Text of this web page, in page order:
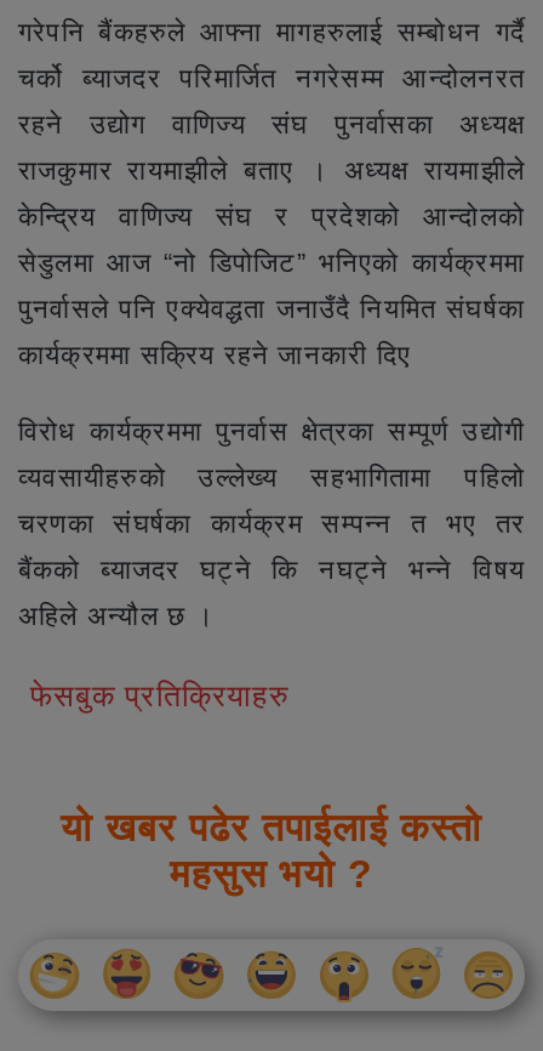
गरेपनि बैंकहरुले आफ्ना मागहरुलाई सम्बोधन गर्दै
चर्को ब्याजदर परिमार्जित नगरेसम्म आन्दोलनरत
रहने उद्योग वाणिज्य संघ पुनर्वासका अध्यक्ष
राजकुमार रायमाझीले बताए । अध्यक्ष रायमाझीले
केन्द्रिय वाणिज्य संघ र प्रदेशको आन्दोलको
सेडुलमा आज “नो डिपोजिट” भनिएको कार्यक्रममा
पुनर्वासले पनि एक्येवद्धता जनाउँदै नियमित संघर्षका
कार्यक्रममा सक्रिय रहने जानकारी दिए
विरोध कार्यक्रममा पुनर्वास क्षेत्रका सम्पूर्ण उद्योगी
व्यवसायीहरुको उल्लेख्य सहभागितामा पहिलो
चरणका संघर्षका कार्यक्रम सम्पन्न त भए तर
बैंकको ब्याजदर घट्ने कि नघट्ने भन्ने विषय
अहिले अन्यौल छ ।
फेसबुक प्रतिक्रियाहरु
यो खबर पढेर तपाईलाई कस्तो
महसुस भयो ?